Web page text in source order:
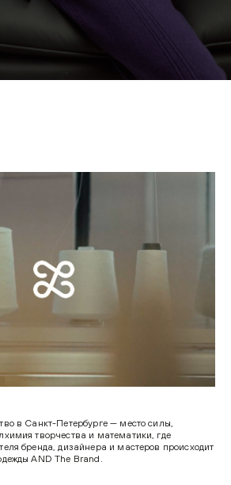
в Санкт-Петербурге — место силы,
творчества и математики, где
бренда, дизайнера и мастеров происходит
AND The Brand.